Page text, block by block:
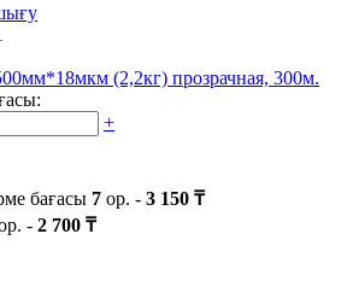
(2,2кг) прозрачная, 300м.
+
бағасы 7 ор. - 3 150 ₸
- 2 700 ₸